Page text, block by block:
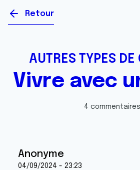
Retour
AUTRES TYPES DE
Vivre avec
4 commentaires
Anonyme
04/09/2024 - 23:23